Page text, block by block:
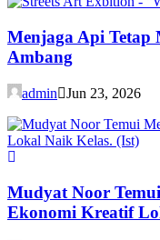
Menjaga Api Tetap
Ambang
admin Jun 23, 2026
Mudyat Noor
Ekonomi Kreatif